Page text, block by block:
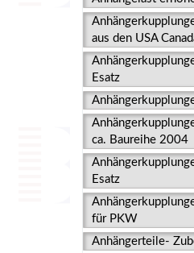
aus den USA
Esatz
ca. Baureihe 2004
Esatz
für PKW
Anhängerteile-